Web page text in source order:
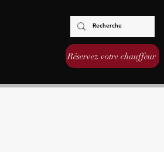
Réservez votre chauffeur